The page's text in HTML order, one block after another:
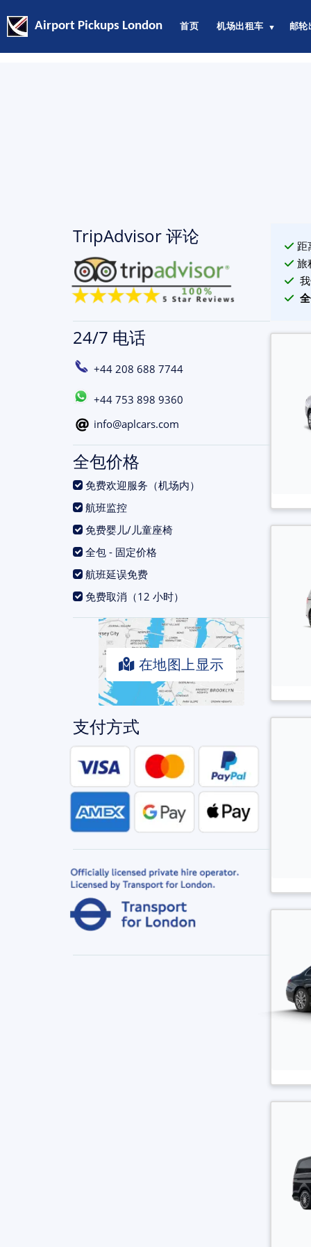
Airport Pickups London 首页 机场出租车 ▼ 邮轮
TripAdvisor 评论
24/7 电话
+44 208 688 7744
+44 753 898 9360
info@aplcars.com
全包价格
免费欢迎服务（机场内）
航班监控
免费婴儿/儿童座椅
全包 - 固定价格
航班延误免费
免费取消（12 小时）
在地图上显示
支付方式
距
旅